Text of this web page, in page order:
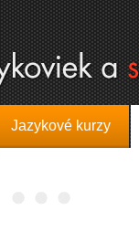
Jazykové kurzy